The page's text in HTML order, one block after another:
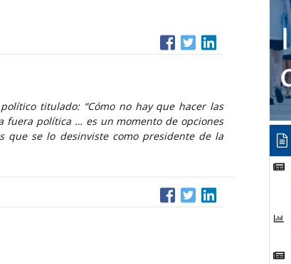
titulado: “Cómo no hay que hacer las
fuera política … es un momento de opciones
que se lo desinviste como presidente de la